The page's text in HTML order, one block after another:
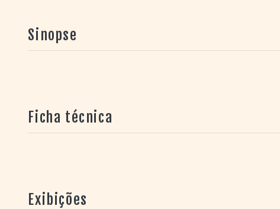
todos os envolvidos. O filme reivindica o direito de
creditados como personagens, Ariel Kuaray Ortega
protagonistas deste instigante documentário
com a Superintendência Estadual do Rio Grande do
RJ e pela província de Misiones na Argentina.
Sinopse
Ficha técnica
Exibições